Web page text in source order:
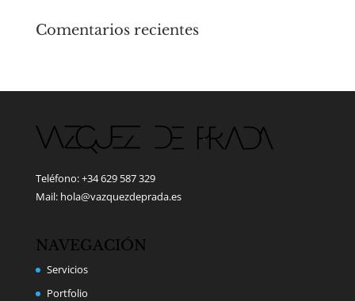
Comentarios recientes
Teléfono: +34 629 587 329
Mail: hola@vazquezdeprada.es
NAVEGACIÓN
Servicios
Portfolio